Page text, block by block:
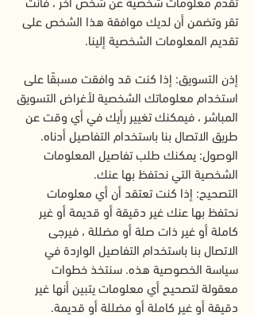
تقر وتضمن أن لديك موافقة هذا الشخص على
تقديم المعلومات الشخصية إلينا.
إذن التسويق: إذا كنت قد وافقت مسبقًا على
استخدام معلوماتك الشخصية لأغراض التسويق
المباشر ، فيمكنك تغيير رأيك في أي وقت عن
طريق الاتصال بنا باستخدام التفاصيل أدناه.
الوصول: يمكنك طلب تفاصيل المعلومات
الشخصية التي نحتفظ بها عنك.
التصحيح: إذا كنت تعتقد أن أي معلومات
نحتفظ بها عنك غير دقيقة أو قديمة أو غير
كاملة أو غير ذات صلة أو مضللة ، فيرجى
الاتصال بنا باستخدام التفاصيل الواردة في
سياسة الخصوصية هذه. سنتخذ خطوات
معقولة لتصحيح أي معلومات يتبين أنها غير
دقيقة أو غير كاملة أو مضللة أو قديمة.